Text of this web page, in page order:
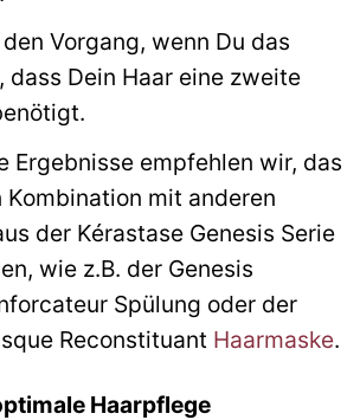
Vorgang, wenn Du das
dass Dein Haar eine zweite
Ergebnisse empfehlen wir, das
Kombination mit anderen
der Kérastase Genesis Serie
wie z.B. der Genesis
Spülung oder der
Reconstituant Haarmaske.
Haarpflege